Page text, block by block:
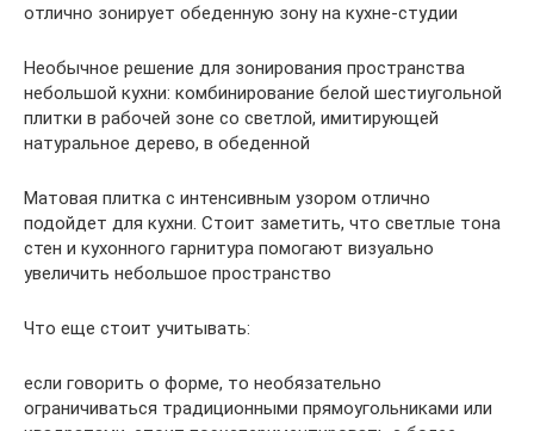
отлично зонирует обеденную зону на кухне-студии
Необычное решение для зонирования пространства
небольшой кухни: комбинирование белой шестиугольной
плитки в рабочей зоне со светлой, имитирующей
натуральное дерево, в обеденной
Матовая плитка с интенсивным узором отлично
подойдет для кухни. Стоит заметить, что светлые тона
стен и кухонного гарнитура помогают визуально
увеличить небольшое пространство
Что еще стоит учитывать:
если говорить о форме, то необязательно
ограничиваться традиционными прямоугольниками или